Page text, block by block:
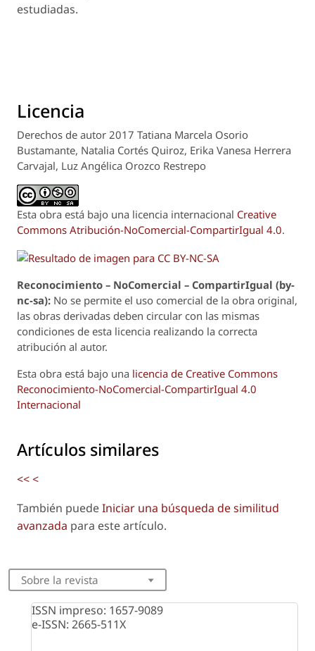
estudiadas.
Licencia
Derechos de autor 2017 Tatiana Marcela Osorio
Bustamante, Natalia Cortés Quiroz, Erika Vanesa Herrera
Carvajal, Luz Angélica Orozco Restrepo
Esta obra está bajo una licencia internacional Creative
Commons Atribución-NoComercial-CompartirIgual 4.0.
Reconocimiento – NoComercial – CompartirIgual (by-
nc-sa): No se permite el uso comercial de la obra original,
las obras derivadas deben circular con las mismas
condiciones de esta licencia realizando la correcta
atribución al autor.
Esta obra está bajo una licencia de Creative Commons
Reconocimiento-NoComercial-CompartirIgual 4.0
Internacional
Artículos similares
<<<
También puedeIniciar una búsqueda de similitud
avanzada para este artículo.
Sobre la revista
ISSN impreso: 1657-9089
e-ISSN: 2665-511X